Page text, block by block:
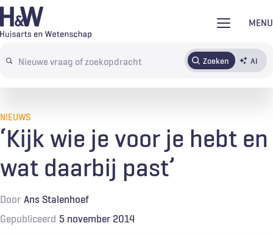
Overslaan
en
de
MENU
Search
terms
Zoeken AI
AbonnerenTijdschrift Inloggen
NIEUWS
‘Kijk wie je voor je hebt en
wat daarbij past’
Door Ans Stalenhoef
Gepubliceerd 5 november 2014